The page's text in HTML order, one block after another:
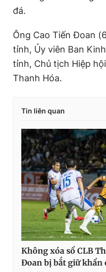
đá.
Ông Cao Tiến Đoan
tỉnh, Ủy viên Ban
tỉnh, Chủ tịch Hiệp
Thanh Hóa.
Tin liên quan
Không xóa sổ CLB
Đoan bị bắt giữ khẩn